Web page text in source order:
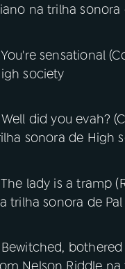
na trilha
sensational
society
did you evah?
sonora de High
lady is a tramp
trilha sonora de
bothered